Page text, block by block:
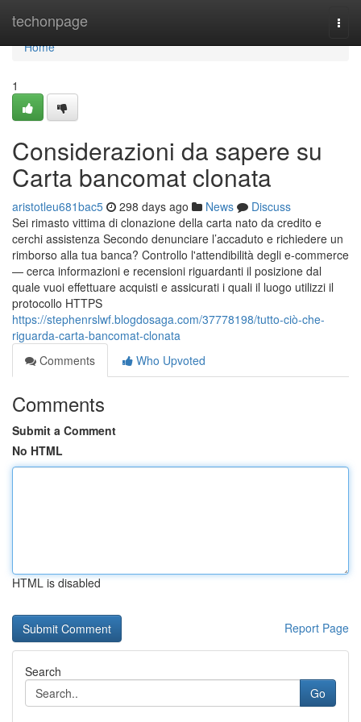
techonpage
Home
Home
1
Considerazioni da sapere su
Carta bancomat clonata
aristotleu681bac5 298 days ago News
Discuss
Sei rimasto vittima di clonazione della carta nato da credito e
cerchi assistenza Secondo denunciare l’accaduto e richiedere un
rimborso alla tua banca? Controllo l'attendibilità degli e-commerce
— cerca informazioni e recensioni riguardanti il posizione dal
quale vuoi effettuare acquisti e assicurati i quali il luogo utilizzi il
protocollo HTTPS
https://stephenrslwf.blogdosaga.com/37778198/tutto-ciò-che-
riguarda-carta-bancomat-clonata
Comments
Who Upvoted
Comments
Submit a Comment
No HTML
HTML is disabled
Report Page
Search
Go